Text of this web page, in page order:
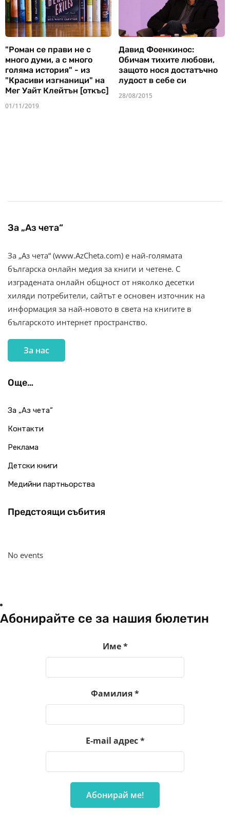
"Роман се прави не с
много думи, а с много
голяма история" - из
"Красиви изгнаници" на
Мег Уайт Клейтън [откъс]
01/11/2019
Давид Фоенкинос:
Обичам тихите любови,
защото нося достатъчно
лудост в себе си
28/08/2015
За „Аз чета“
За „Аз чета“ (www.AzCheta.com) е най-голямата
българска онлайн медия за книги и четене. С
изградената онлайн общност от няколко десетки
хиляди потребители, сайтът е основен източник на
информация за най-новото в света на книгите в
българското интернет пространство.
За нас
Още…
За „Аз чета“
Контакти
Реклама
Детски книги
Медийни партньорства
Предстоящи събития
No events
Абонирайте се за нашия бюлетин
Име*
Фамилия*
E-mail адрес*